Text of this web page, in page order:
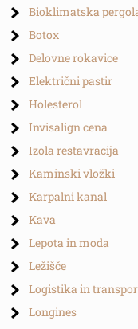
Bioklimatska
Botox
Delovne rokavice
Električni pastir
Holesterol
Invisalign cena
Izola restavracija
Kaminski vložki
Karpalni kanal
Kava
Lepota in moda
Ležišče
Logistika in
Longines